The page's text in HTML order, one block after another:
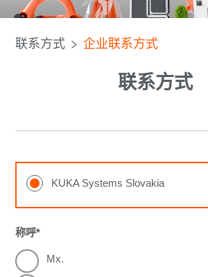
联系方式 企业联系方式
联系方式
KUKA Systems Slovakia
称呼
Mx.